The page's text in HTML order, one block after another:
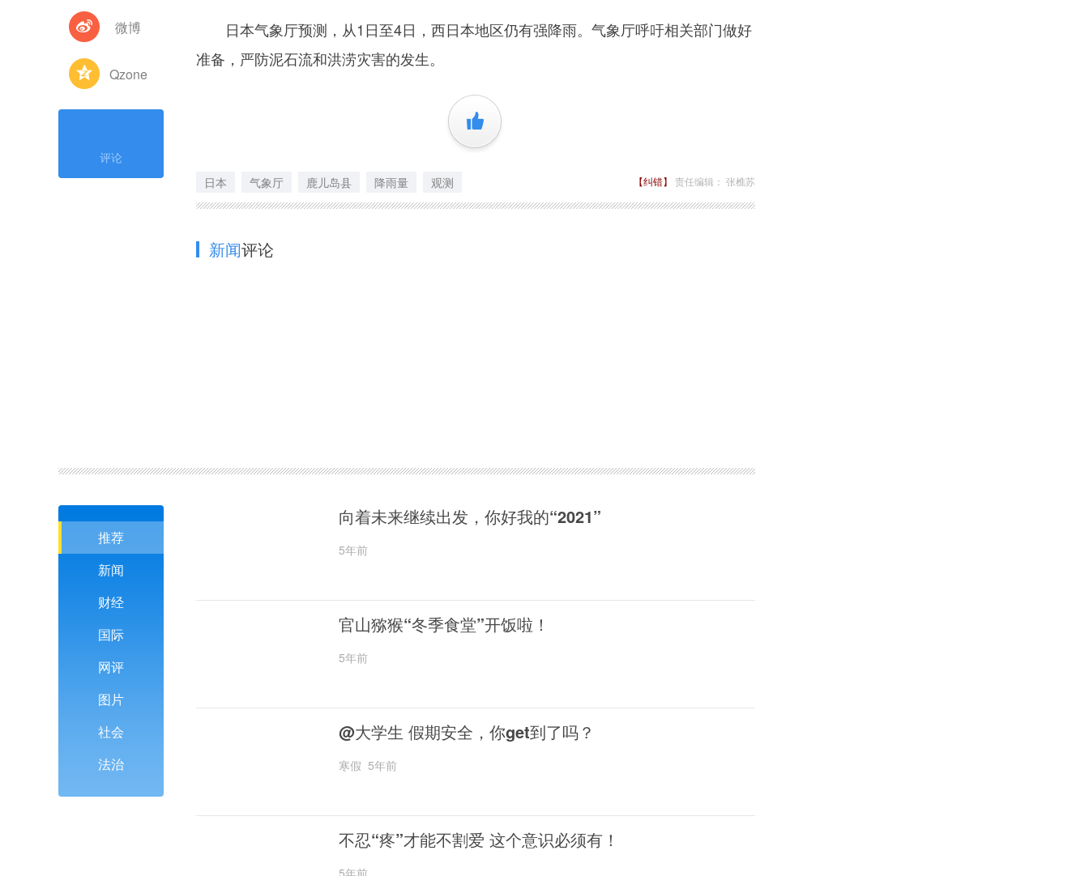
微博
Qzone
评论
日本气象厅预测，从1日至4日，西日本地区仍有强降雨。气象厅呼吁相关部门做好
准备，严防泥石流和洪涝灾害的发生。
+1
日本 气象厅 鹿儿岛县 降雨量 观测 【纠错】 责任编辑： 张樵苏
新闻评论
推荐
新闻
财经
国际
网评
图片
社会
法治
向着未来继续出发，你好我的“2021”
5年前
官山猕猴“冬季食堂”开饭啦！
5年前
@大学生 假期安全，你get到了吗？
寒假 5年前
不忍“疼”才能不割爱 这个意识必须有！
5年前